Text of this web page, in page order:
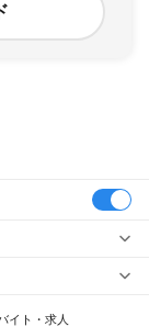
イト・求人